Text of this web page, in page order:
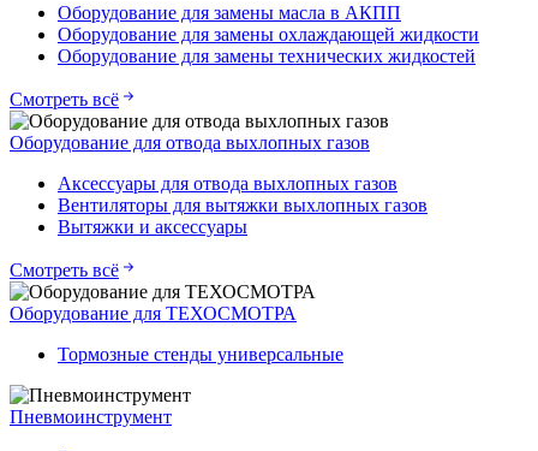
Оборудование для замены масла в АКПП
Оборудование для замены охлаждающей жидкости
Оборудование для замены технических жидкостей
Смотреть всё
Оборудование для отвода выхлопных газов
Аксессуары для отвода выхлопных газов
Вентиляторы для вытяжки выхлопных газов
Вытяжки и аксессуары
Смотреть всё
Оборудование для ТЕХОСМОТРА
Тормозные стенды универсальные
Пневмоинструмент